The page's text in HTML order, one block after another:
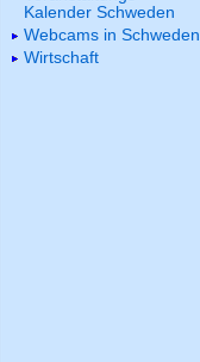
Kalender Schweden
Webcams in Schweden
Wirtschaft